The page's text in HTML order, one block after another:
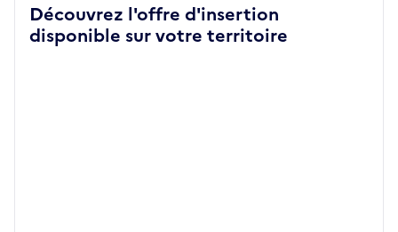
Découvrez l'offre d'insertion
disponible sur votre territoire